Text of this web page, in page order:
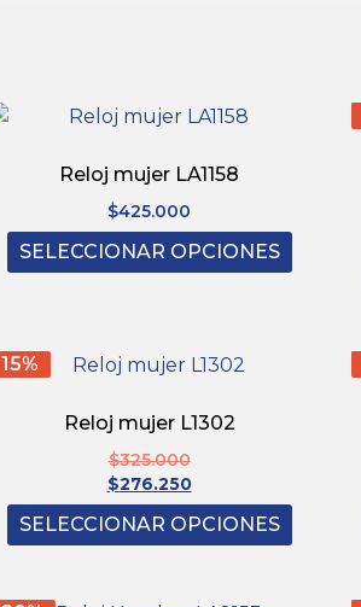
Reloj mujer LA1158
$425.000
SELECCIONAR OPCIONES
15%
Reloj mujer L1302
$325.000
$276.250
SELECCIONAR OPCIONES